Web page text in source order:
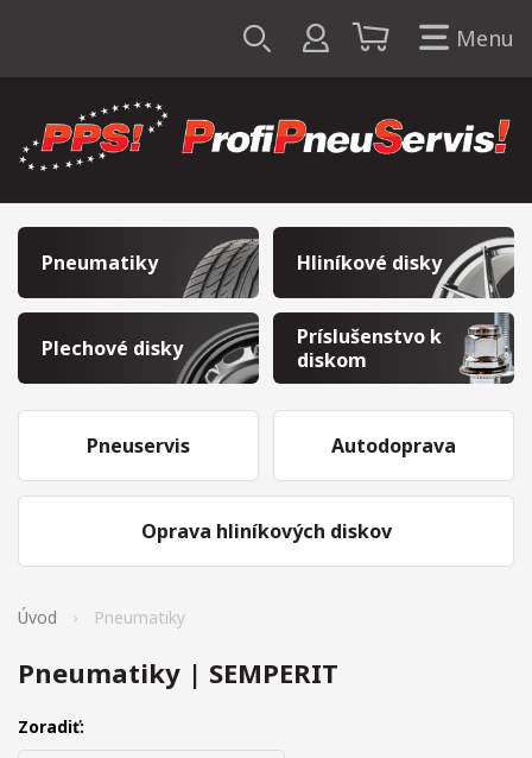
Menu
Pneumatiky Hliníkové disky
Plechové disky
Príslušenstvo k
diskom
Pneuservis
Oprava hliníkových diskov
Autodoprava
Úvod Pneumatiky
Pneumatiky | SEMPERIT
Zoradiť: